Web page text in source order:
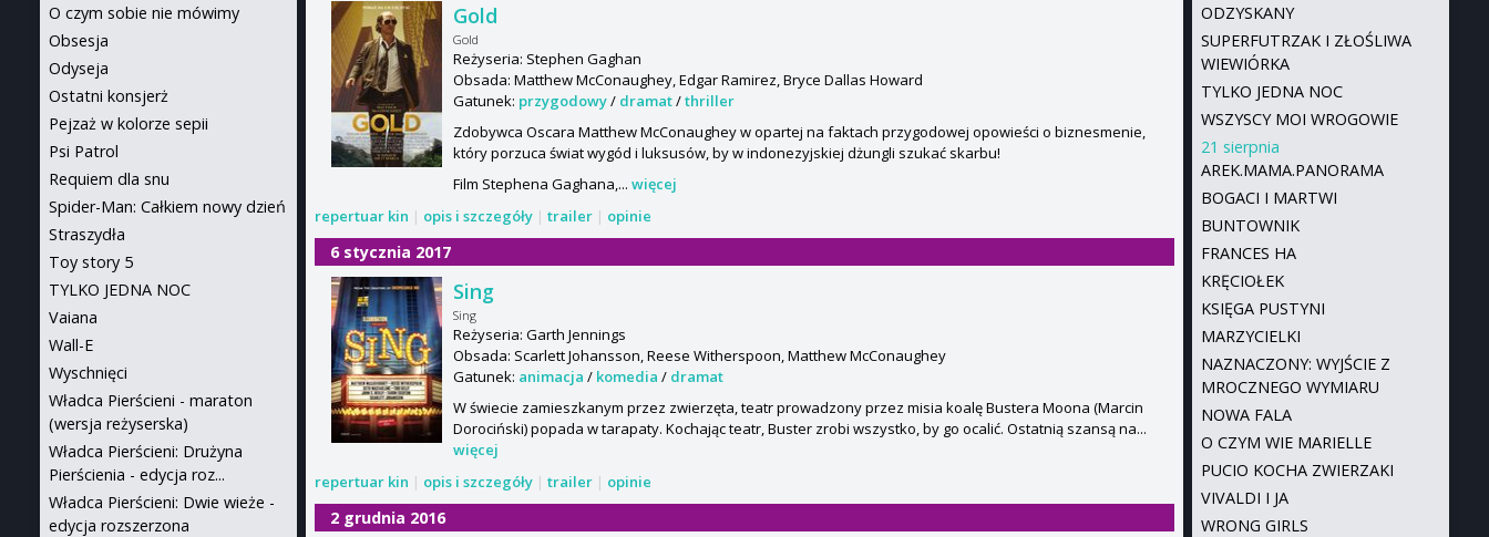
Gold
Gold
Reżyseria: Stephen Gaghan
Obsada: Matthew McConaughey, Edgar Ramirez, Bryce Dallas Howard
Gatunek: przygodowy/ dramat/thriller
Zdobywca Oscara Matthew McConaughey w opartej na faktach przygodowej opowieści o biznesmenie,
który porzuca świat wygód i luksusów, by w indonezyjskiej dżungli szukać skarbu!
Film Stephena Gaghana,... więcej
repertuar kin | opis i szczegóły | trailer | opinie
6 stycznia 2017
Sing
Sing
Reżyseria: Garth Jennings
Obsada: Scarlett Johansson, Reese Witherspoon, Matthew McConaughey
Gatunek: animacja / komedia / dramat
W świecie zamieszkanym przez zwierzęta, teatr prowadzony przez misia koalę Bustera Moona (Marcin
Dorociński) popada w tarapaty. Kochając teatr, Buster zrobi wszystko, by go ocalić. Ostatnią szansą na...
więcej
repertuar kin | opis i szczegóły | trailer | opinie
2 grudnia 2016
ODZYSKANY
SUPERFUTRZAK I ZŁOŚLIWA
WIEWIÓRKA
TYLKO JEDNA NOC
WSZYSCY MOI WROGOWIE
21 sierpnia
AREK.MAMA.PANORAMA
BOGACI I MARTWI
BUNTOWNIK
FRANCES HA
KRĘCIOŁEK
KSIĘGA PUSTYNI
MARZYCIELKI
NAZNACZONY: WYJŚCIE Z
MROCZNEGO WYMIARU
NOWA FALA
O CZYM WIE MARIELLE
PUCIO KOCHA ZWIERZAKI
VIVALDI I JA
WRONG GIRLS
O czym sobie nie mówimy
Obsesja
Odyseja
Ostatni konsjerż
Pejzaż w kolorze sepii
Psi Patrol
Requiem dla snu
Spider-Man: Całkiem nowy dzień
Straszydła
Toy story 5
TYLKO JEDNA NOC
Vaiana
Wall-E
Wyschnięci
Władca Pierścieni - maraton
(wersja reżyserska)
Władca Pierścieni: Drużyna
Pierścienia - edycja roz...
Władca Pierścieni: Dwie wieże -
edycja rozszerzona